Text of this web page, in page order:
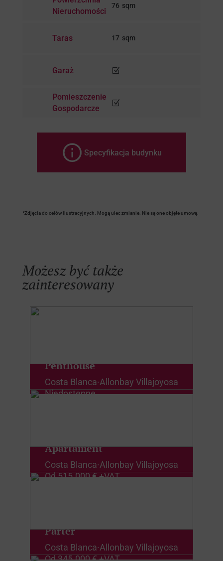
Nieruchomości
76
Taras 17
Garaż Z
Pomieszczenie
Gospodarcze
Z
Specyfikacja budynku
*Zdjęcia do celów ilustracyjnych. Mogą ulec zmianie. Nie są one objęte umową.
Możesz być także
zainteresowany
Penthouse
Costa Blanca·Allonbay Villajoyosa
Niedostępne
Apartament
Costa Blanca·Allonbay Villajoyosa
Od515.000 € +VAT
Parter
Costa Blanca·Allonbay Villajoyosa
Od345.000 € +VAT